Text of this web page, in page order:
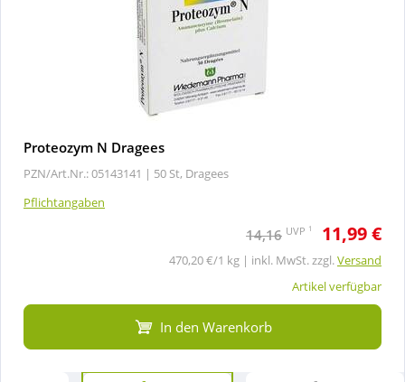
Proteozym N Dragees
PZN/Art.Nr.: 05143141 | 50 St, Dragees
Pflichtangaben
14,16 UVP 1 11,99 €
470,20 €/1 kg | inkl. MwSt. zzgl.Versand
Artikel verfügbar
In den Warenkorb